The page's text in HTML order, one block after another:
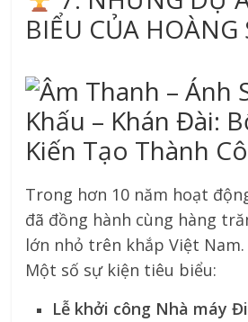
BIỂU CỦA HOÀNG
Trong hơn 10 năm hoạt
đã đồng hành cùng hàng
lớn nhỏ trên khắp Việt Nam.
Một số sự kiện tiêu biểu:
Lễ khởi công Nhà máy